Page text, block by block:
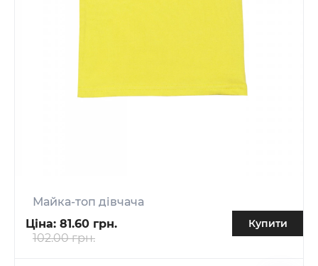
Майка-топ дівчача
Ціна: 81.60 грн.
102.00 грн.
Купити